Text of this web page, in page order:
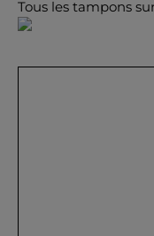
Tous les tampons